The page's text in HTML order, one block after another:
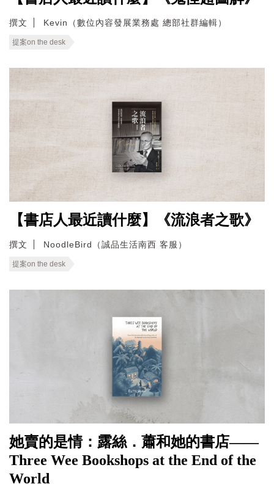
撰文 Kevin（數位內容發展業務處 總部社群編輯）
提案on the desk
【書店人最近讀什麼】《流浪者之歌》
撰文 NoodleBird（誠品生活南西 客服）
提案on the desk
她賣的是情：露絲．蕭和她的書店——
Three Wee Bookshops at the End of the
World